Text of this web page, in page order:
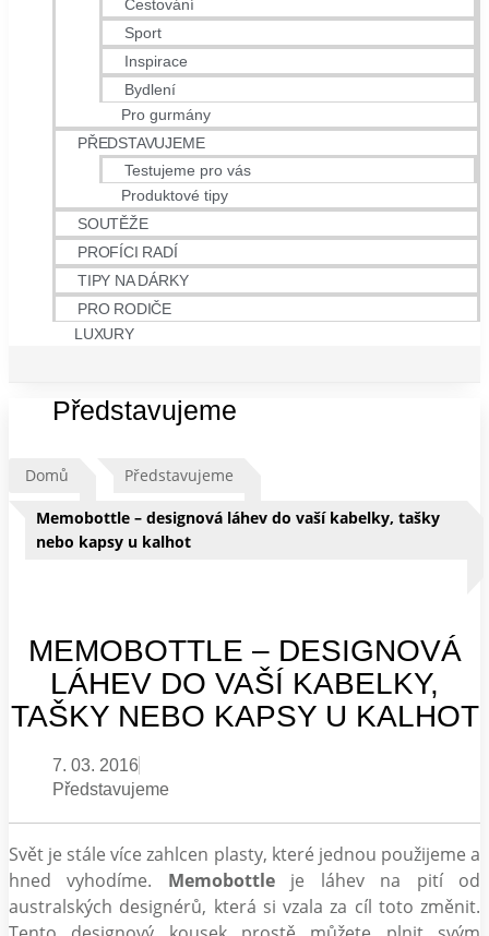
Cestování
Sport
Inspirace
Bydlení
Pro gurmány
PŘEDSTAVUJEME
Testujeme pro vás
Produktové tipy
SOUTĚŽE
PROFÍCI RADÍ
TIPY NA DÁRKY
PRO RODIČE
LUXURY
Představujeme
Domů Představujeme
Memobottle – designová láhev do vaší kabelky, tašky
nebo kapsy u kalhot
MEMOBOTTLE – DESIGNOVÁ
LÁHEV DO VAŠÍ KABELKY,
TAŠKY NEBO KAPSY U KALHOT
7. 03. 2016
Představujeme
Svět je stále více zahlcen plasty, které jednou použijeme a
hned vyhodíme. Memobottleje láhev na pití od
australských designérů, která si vzala za cíl toto změnit.